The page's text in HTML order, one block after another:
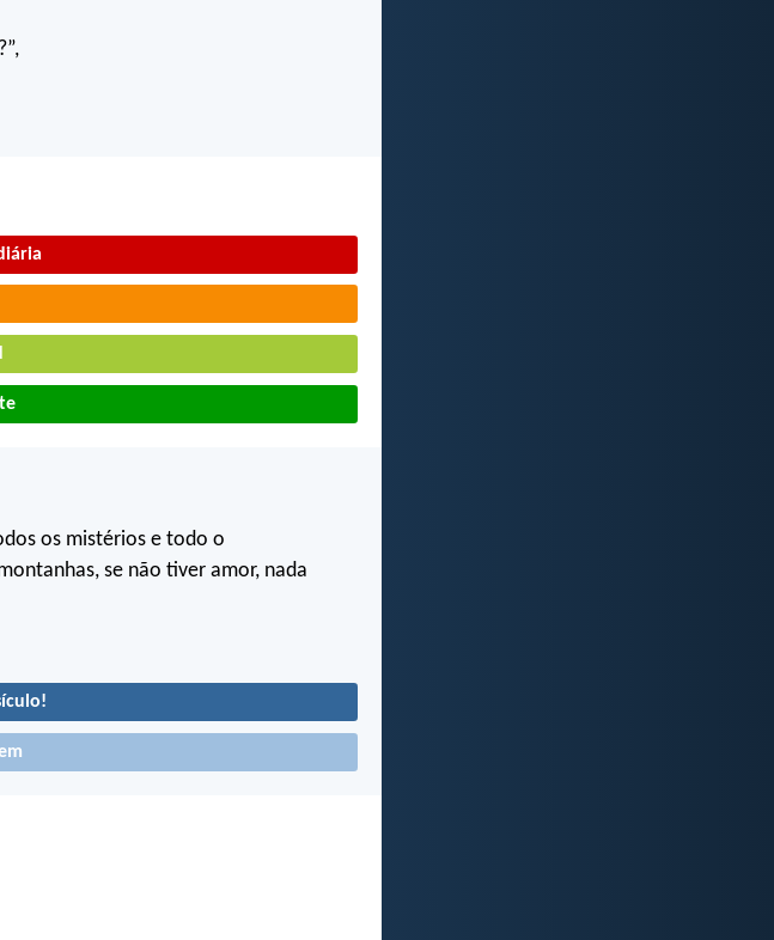
os mistérios e todo o
se não tiver amor, nada